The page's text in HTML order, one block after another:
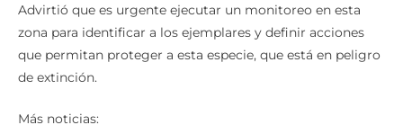
Advirtió que es urgente ejecutar un monitoreo en esta
zona para identificar a los ejemplares y definir acciones
que permitan proteger a esta especie, que está en peligro
de extinción.
Más noticias: